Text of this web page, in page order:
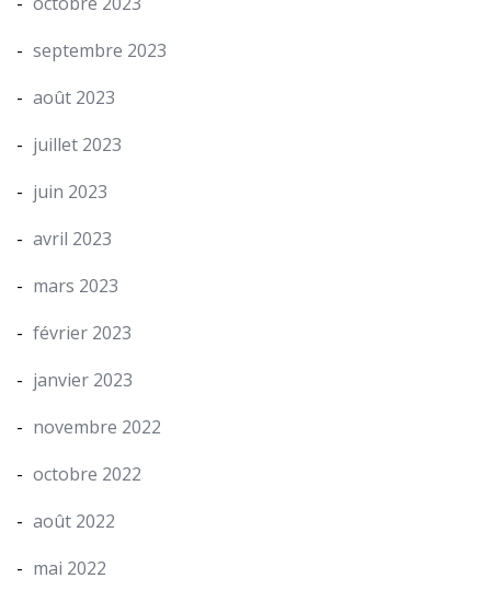
septembre 2023
août 2023
juillet 2023
juin 2023
avril 2023
mars 2023
février 2023
janvier 2023
novembre 2022
octobre 2022
août 2022
mai 2022